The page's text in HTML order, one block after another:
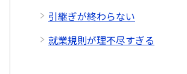
引継ぎが終わらない
就業規則が理不尽すぎる